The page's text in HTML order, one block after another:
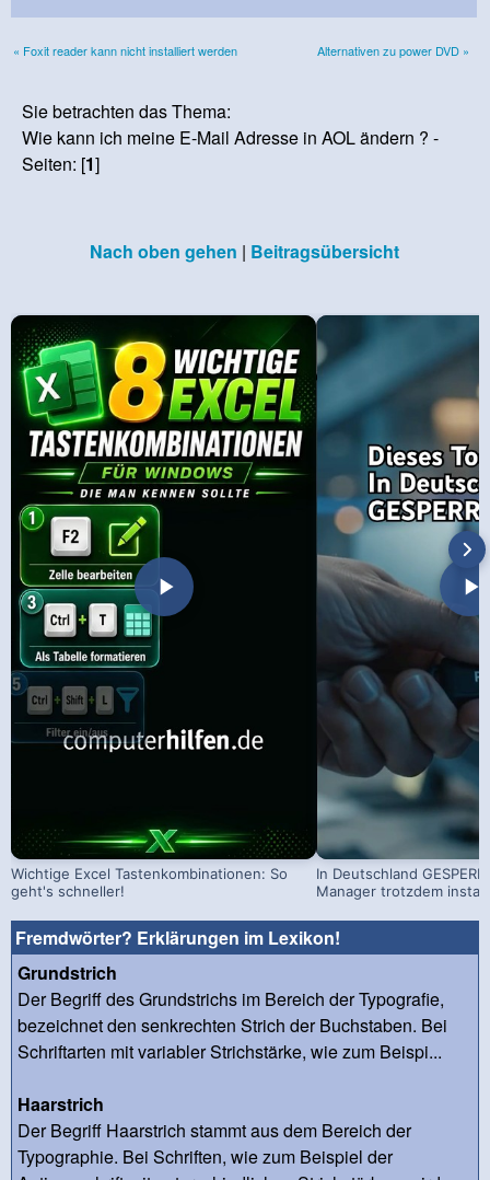
« Foxit reader kann nicht installiert werden Alternativen zu power DVD »
Sie betrachten das Thema:
Wie kann ich meine E-Mail Adresse in AOL ändern ? -
Seiten: [1]
Nach oben gehen | Beitragsübersicht
Wichtige Excel Tastenkombinationen: So
geht's schneller!
In Deutschland
Manager trotzdem
Fremdwörter? Erklärungen im Lexikon!
Grundstrich
Der Begriff des Grundstrichs im Bereich der Typografie,
bezeichnet den senkrechten Strich der Buchstaben. Bei
Schriftarten mit variabler Strichstärke, wie zum Beispi...
Haarstrich
Der Begriff Haarstrich stammt aus dem Bereich der
Typographie. Bei Schriften, wie zum Beispiel der